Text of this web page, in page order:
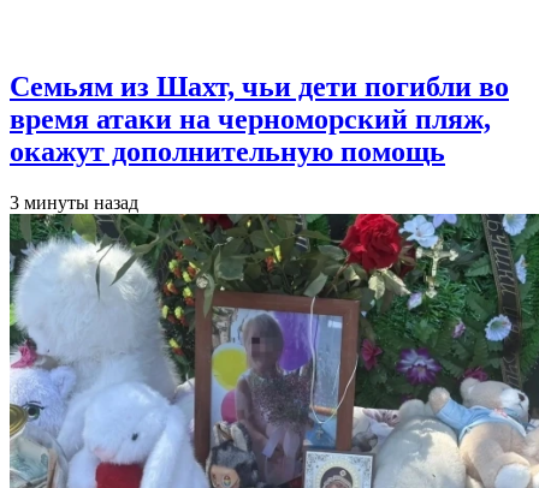
Семьям из Шахт, чьи дети погибли во
время атаки на черноморский пляж,
окажут дополнительную помощь
3 минуты назад